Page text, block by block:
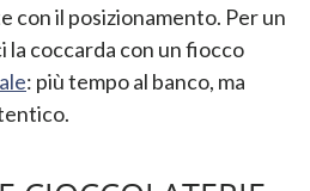
con il posizionamento. Per un
la coccarda con un fiocco
: più tempo al banco, ma